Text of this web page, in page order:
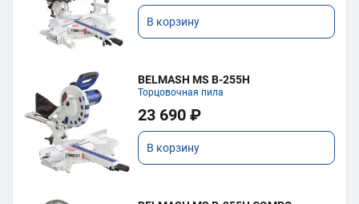
В корзину
BELMASH MS B-255H
Торцовочная пила
23 690 ₽
В корзину